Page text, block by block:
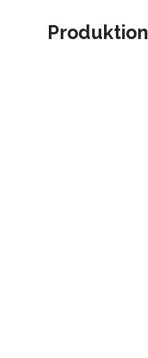
Produktion